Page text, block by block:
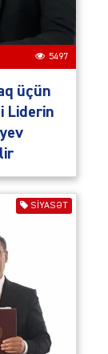
5497
üçün
Liderin
SIYASƏT